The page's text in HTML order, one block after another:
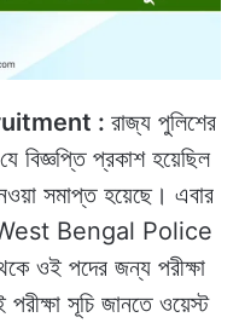
: রাজ্য পুলিশের
বিজ্ঞপ্তি প্রকাশ হয়েছিল
সমাপ্ত হয়েছে। এবার
(West Bengal Police
পদের জন্য পরীক্ষা
পরীক্ষা সূচি জানতে ওয়েস্ট